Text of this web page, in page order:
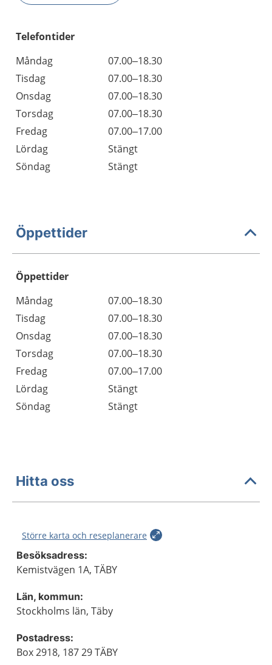
Telefontider
Måndag
07.00–18.30
Tisdag
07.00–18.30
Onsdag
07.00–18.30
Torsdag
07.00–18.30
Fredag
07.00–17.00
Lördag
Stängt
Söndag
Stängt
Öppettider
Öppettider
Dag
Öppettider
Kommentarer
Måndag
07.00–18.30
Tisdag
07.00–18.30
Onsdag
07.00–18.30
Torsdag
07.00–18.30
Fredag
07.00–17.00
Lördag
Stängt
Söndag
Stängt
Hitta oss
Större karta och reseplanerare
Besöksadress:
Kemistvägen 1A, TÄBY
Län, kommun:
Stockholms län, Täby
Postadress:
Box 2918, 187 29 TÄBY